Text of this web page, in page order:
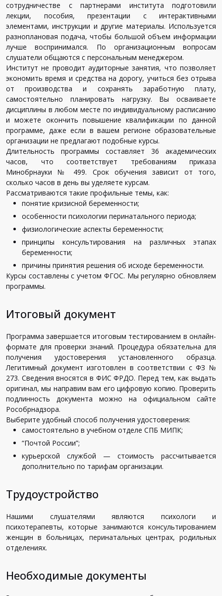
сотрудничестве с партнерами института подготовили
лекции, пособия, презентации с интерактивными
элементами, инструкции и другие материалы. Используется
разноплановая подача, чтобы большой объем информации
лучше воспринимался. По организационным вопросам
слушатели общаются с персональным менеджером.
Институт не проводит аудиторные занятия, что позволяет
экономить время и средства на дорогу, учиться без отрыва
от производства и сохранять заработную плату,
самостоятельно планировать нагрузку. Вы осваиваете
дисциплины в любом месте по индивидуальному расписанию
и можете окончить повышение квалификации по данной
программе, даже если в вашем регионе образовательные
организации не предлагают подобные курсы.
Длительность программы составляет 36 академических
часов, что соответствует требованиям приказа
Минобрнауки № 499. Срок обучения зависит от того,
сколько часов в день вы уделяете курсам.
Рассматриваются такие профильные темы, как:
понятие кризисной беременности;
особенности психологии перинатального периода;
физиологические аспекты беременности;
принципы консультирования на различных этапах
беременности;
причины принятия решения об исходе беременности.
Курсы составлены с учетом ФГОС. Мы регулярно обновляем
программы.
Итоговый документ
Программа завершается итоговым тестированием в онлайн-
формате для проверки знаний. Процедура обязательна для
получения удостоверения установленного образца.
Легитимный документ изготовлен в соответствии с ФЗ №
273. Сведения вносятся в ФИС ФРДО. Перед тем, как выдать
оригинал, мы направим вам его цифровую копию. Проверить
подлинность документа можно на официальном сайте
Рособрнадзора.
Выберите удобный способ получения удостоверения:
самостоятельно в учебном отделе СПБ МИПК;
“Почтой России”;
курьерской службой — стоимость рассчитывается
дополнительно по тарифам организации.
Трудоустройство
Нашими слушателями являются психологи и
психотерапевты, которые занимаются консультированием
женщин в больницах, перинатальных центрах, родильных
отделениях.
Необходимые документы